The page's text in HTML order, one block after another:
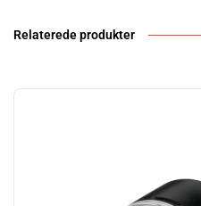
Relaterede produkter